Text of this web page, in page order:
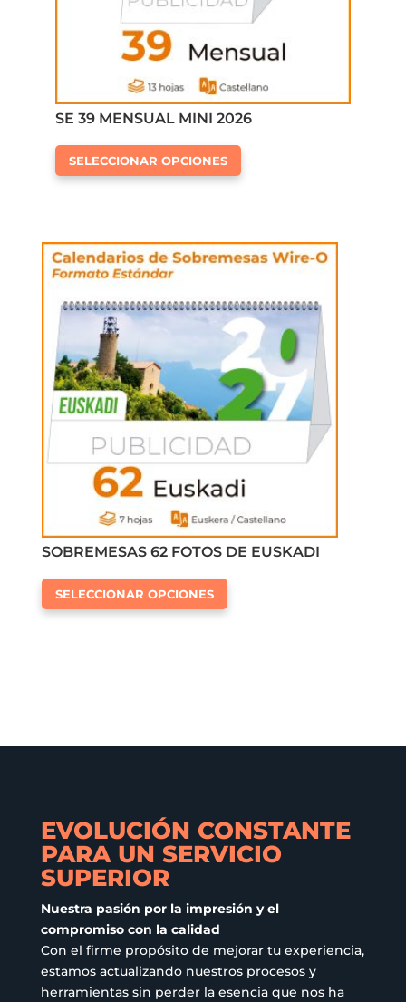
producto
SE 39 MENSUAL MINI 2026
SELECCIONAR OPCIONES
Este
Las
se
pueden
elegir
en
la
página
de
SOBREMESAS 62 FOTOS DE EUSKADI
SELECCIONAR OPCIONES
Este
se
la
página
producto
EVOLUCIÓN CONSTANTE
PARA UN SERVICIO
SUPERIOR
Nuestra pasión por la impresión y el
compromiso con la calidad
Con el firme propósito de mejorar tu experiencia,
estamos actualizando nuestros procesos y
herramientas sin perder la esencia que nos ha